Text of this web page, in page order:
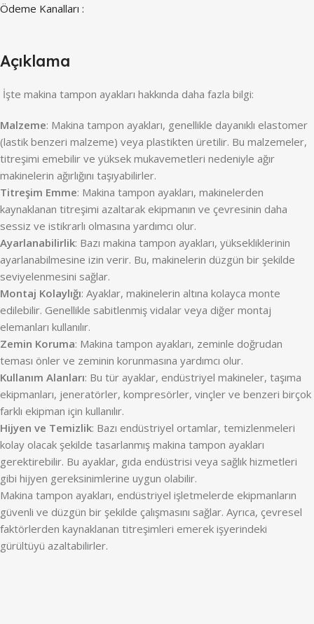
Ödeme Kanalları :
Açıklama
İşte makina tampon ayakları hakkında daha fazla bilgi:
Malzeme: Makina tampon ayakları, genellikle dayanıklı elastomer
(lastik benzeri malzeme) veya plastikten üretilir. Bu malzemeler,
titreşimi emebilir ve yüksek mukavemetleri nedeniyle ağır
makinelerin ağırlığını taşıyabilirler.
Titreşim Emme: Makina tampon ayakları, makinelerden
kaynaklanan titreşimi azaltarak ekipmanın ve çevresinin daha
sessiz ve istikrarlı olmasına yardımcı olur.
Ayarlanabilirlik: Bazı makina tampon ayakları, yüksekliklerinin
ayarlanabilmesine izin verir. Bu, makinelerin düzgün bir şekilde
seviyelenmesini sağlar.
Montaj Kolaylığı: Ayaklar, makinelerin altına kolayca monte
edilebilir. Genellikle sabitlenmiş vidalar veya diğer montaj
elemanları kullanılır.
Zemin Koruma: Makina tampon ayakları, zeminle doğrudan
teması önler ve zeminin korunmasına yardımcı olur.
Kullanım Alanları: Bu tür ayaklar, endüstriyel makineler, taşıma
ekipmanları, jeneratörler, kompresörler, vinçler ve benzeri birçok
farklı ekipman için kullanılır.
Hijyen ve Temizlik: Bazı endüstriyel ortamlar, temizlenmeleri
kolay olacak şekilde tasarlanmış makina tampon ayakları
gerektirebilir. Bu ayaklar, gıda endüstrisi veya sağlık hizmetleri
gibi hijyen gereksinimlerine uygun olabilir.
Makina tampon ayakları, endüstriyel işletmelerde ekipmanların
güvenli ve düzgün bir şekilde çalışmasını sağlar. Ayrıca, çevresel
faktörlerden kaynaklanan titreşimleri emerek işyerindeki
gürültüyü azaltabilirler.